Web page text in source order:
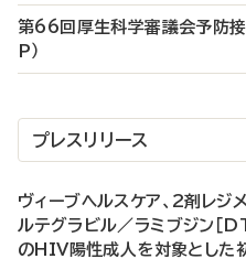
第66回厚生科学審議会予防接
P）
プレスリリース
ヴィーブヘルスケア、2剤レジ
ルテグラビル／ラミブジン［
のHIV陽性成人を対象とした